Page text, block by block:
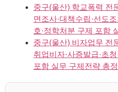
중구(울산) 학교폭력 전
면조사·대책수립·선도
호·정학처분 구제 포함
중구(울산) 비자업무 전
취업비자·사증발급·초
포함 실무 구제전략 총정